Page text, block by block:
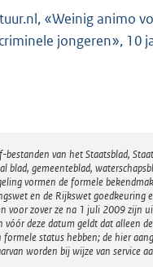
«Weinig animo
jongeren», 10
bestanden van het Staatsblad,
blad, gemeenteblad,
vormen de formele
en de Rijkswet goedkeuring
voor zover ze na 1 juli 2009 zijn
vóór deze datum geldt dat alleen
status hebben; de hier
worden bij wijze van service